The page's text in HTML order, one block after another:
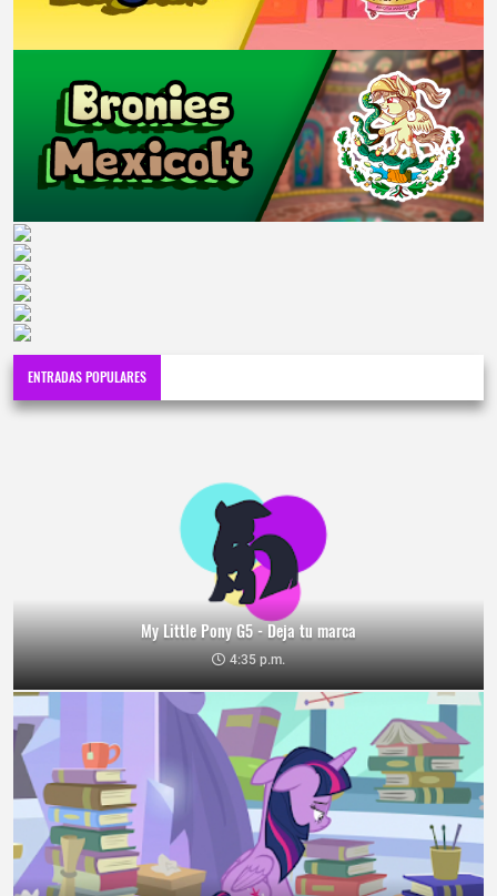
ENTRADAS POPULARES
My Little Pony G5 - Deja tu marca
4:35 p.m.